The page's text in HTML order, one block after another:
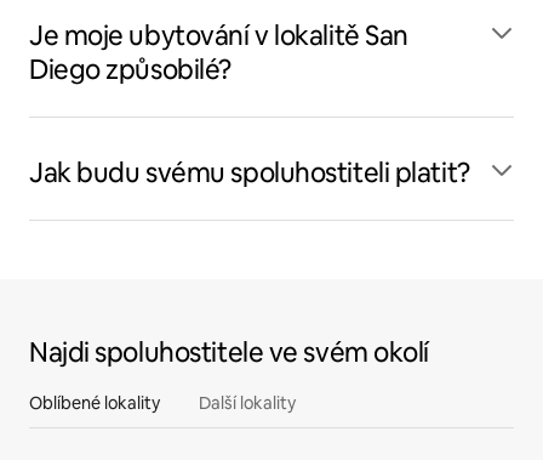
Je moje ubytování v lokalitě San
Diego způsobilé?
Jak budu svému spoluhostiteli platit?
Najdi spoluhostitele ve svém okolí
Oblíbené lokality Další lokality